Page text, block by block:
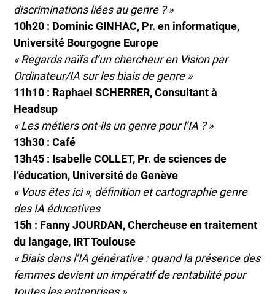
discriminations liées au genre ? »
10h20 : Dominic GINHAC, Pr. en informatique,
Université Bourgogne Europe
« Regards naïfs d’un chercheur en Vision par
Ordinateur/IA sur les biais de genre »
11h10 : Raphael SCHERRER, Consultant à
Headsup
« Les métiers ont-ils un genre pour l’IA ? »
13h30 : Café
13h45 : Isabelle COLLET, Pr. de sciences de
l’éducation, Université de Genève
« Vous êtes ici », définition et cartographie genre
des IA éducatives
15h : Fanny JOURDAN, Chercheuse en traitement
du langage, IRT Toulouse
« Biais dans l’IA générative : quand la présence des
femmes devient un impératif de rentabilité pour
toutes les entreprises »